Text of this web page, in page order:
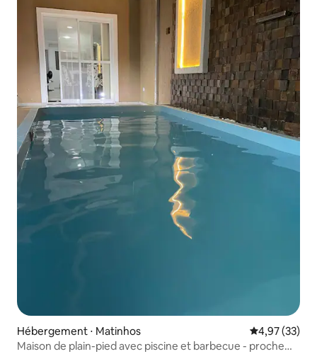
Hébergement ⋅ Matinhos Évaluation
4,97 (33)
Maison de plain-pied avec piscine et barbecue - proche